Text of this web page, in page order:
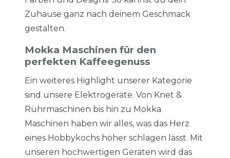
Zuhause ganz nach deinem Geschmack
gestalten.
Mokka Maschinen für den
perfekten Kaffeegenuss
Ein weiteres Highlight unserer Kategorie
sind unsere Elektrogeräte. Von Knet &
Rührmaschinen bis hin zu Mokka
Maschinen haben wir alles, was das Herz
eines Hobbykochs höher schlagen lässt. Mit
unseren hochwertigen Geräten wird das